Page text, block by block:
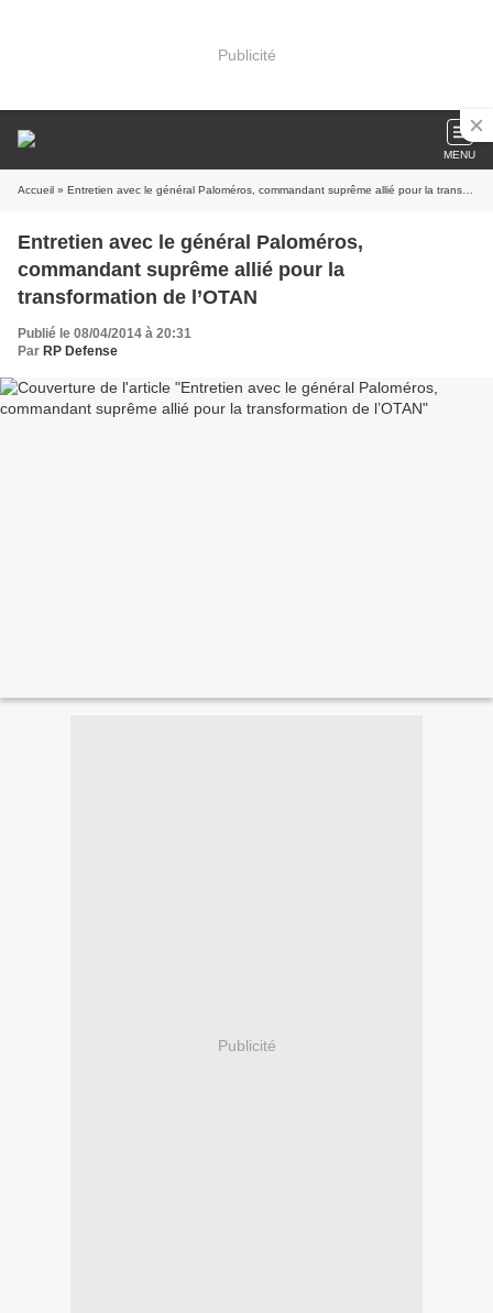
Publicité
MENU
Accueil » Entretien avec le général Paloméros, commandant suprême allié pour la transformation de l’OTAN
Entretien avec le général Paloméros,
commandant suprême allié pour la
transformation de l’OTAN
Publié le 08/04/2014 à 20:31
Par RP Defense
Publicité